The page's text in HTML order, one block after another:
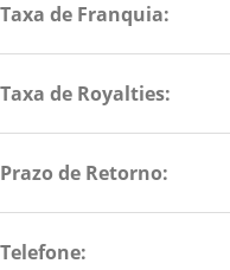
Taxa de Franquia:
Taxa de Royalties:
Prazo de Retorno:
Telefone: